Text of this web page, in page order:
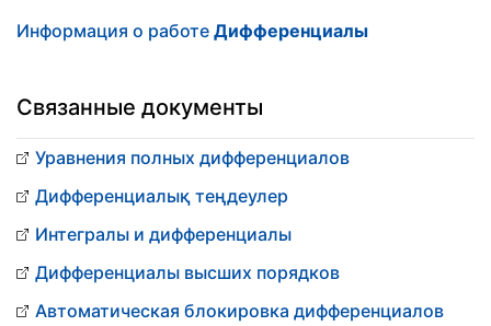
Информация о работе Дифференциалы
Связанные документы
Уравнения полных дифференциалов
Дифференциалық теңдеулер
Интегралы и дифференциалы
Дифференциалы высших порядков
Автоматическая блокировка дифференциалов